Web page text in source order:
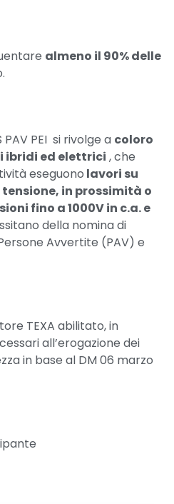
almeno il 90% delle
PAV PEI si rivolge a coloro
ibridi ed elettrici , che
eseguono lavori su
in prossimità o
fino a 1000V in c.a. e
della nomina di
Avvertite (PAV) e
TEXA abilitato, in
all’erogazione dei
in base al DM 06 marzo